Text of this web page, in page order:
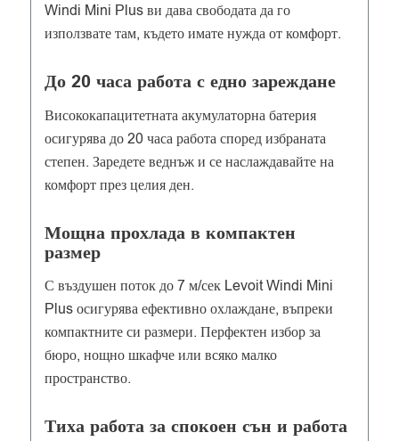
Windi Mini Plus ви дава свободата да го
използвате там, където имате нужда от комфорт.
До 20 часа работа с едно зареждане
Висококапацитетната акумулаторна батерия
осигурява до 20 часа работа според избраната
степен. Заредете веднъж и се наслаждавайте на
комфорт през целия ден.
Мощна прохлада в компактен
размер
С въздушен поток до 7 м/сек Levoit Windi Mini
Plus осигурява ефективно охлаждане, въпреки
компактните си размери. Перфектен избор за
бюро, нощно шкафче или всяко малко
пространство.
Тиха работа за спокоен сън и работа